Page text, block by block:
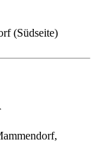
(Südseite)